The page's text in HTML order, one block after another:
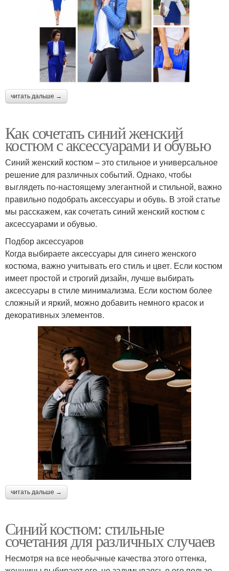
читать дальше →
Как сочетать синий женский
костюм с аксессуарами и обувью
Синий женский костюм – это стильное и универсальное
решение для различных событий. Однако, чтобы
выглядеть по-настоящему элегантной и стильной, важно
правильно подобрать аксессуары и обувь. В этой статье
мы расскажем, как сочетать синий женский костюм с
аксессуарами и обувью.
Подбор аксессуаров
Когда выбираете аксессуары для синего женского
костюма, важно учитывать его стиль и цвет. Если костюм
имеет простой и строгий дизайн, лучше выбирать
аксессуары в стиле минимализма. Если костюм более
сложный и яркий, можно добавить немного красок и
декоративных элементов.
читать дальше →
Синий костюм: стильные
сочетания для различных случаев
Несмотря на все необычные качества этого оттенка,